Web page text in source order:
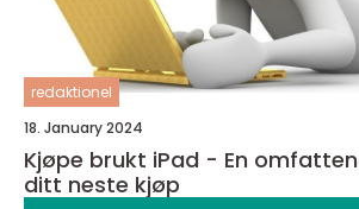
redaktionel
18. January 2024
Kjøpe brukt iPad - En
ditt neste kjøp